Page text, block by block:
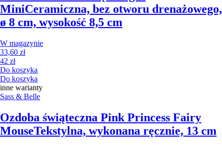
MiniCeramiczna, bez otworu drenażowego,
ø 8 cm, wysokość 8,5 cm
W magazynie
33,60 zł
42 zł
Do koszyka
Do koszyka
inne warianty
Sass & Belle
Ozdoba świąteczna Pink Princess Fairy
MouseTekstylna, wykonana ręcznie, 13 cm